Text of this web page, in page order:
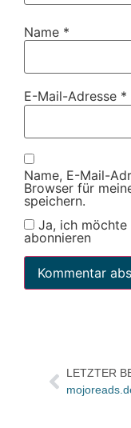
Name *
E-Mail-Adresse *
Name, E-Mail-
Browser für
speichern.
Ja, ich
abonnieren
LETZTER